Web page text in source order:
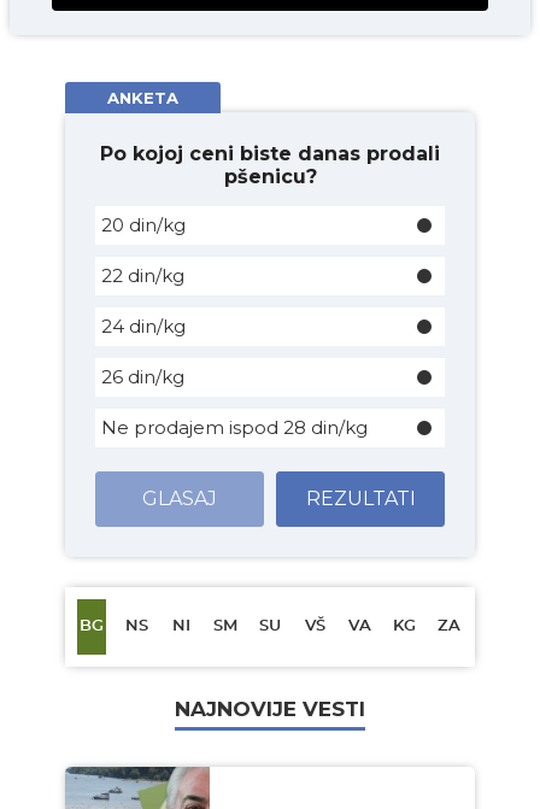
ANKETA
Po kojoj ceni biste danas prodali
pšenicu?
20 din/kg
22 din/kg
24 din/kg
26 din/kg
Ne prodajem ispod 28 din/kg
GLASAJ REZULTATI
BG NS NI SM SU VŠ VA KG ZA
NAJNOVIJE VESTI